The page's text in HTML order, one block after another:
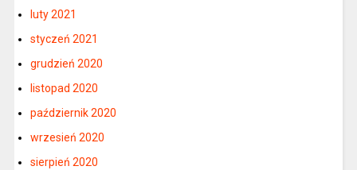
luty 2021
styczeń 2021
grudzień 2020
listopad 2020
październik 2020
wrzesień 2020
sierpień 2020